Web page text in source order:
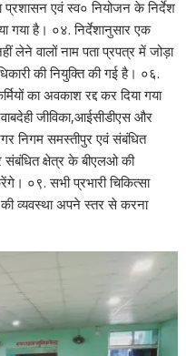
एवं स्व० नियोजन के निर्देश
है। ०४. निर्देशानुसार एक
लेने वालों नाम पता प्रपत्र में जोड़ा
की नियुक्ति की गई है। ०६.
का अवकाश रद्द कर दिया गया
जीविका,आईसीडीएस और
निगम समस्तीपुर एवं संबंधित
संबंधित क्षेत्र के बीएलओ की
०९. सभी प्रभारी चिकित्सा
की व्यवस्था अपने स्तर से करना